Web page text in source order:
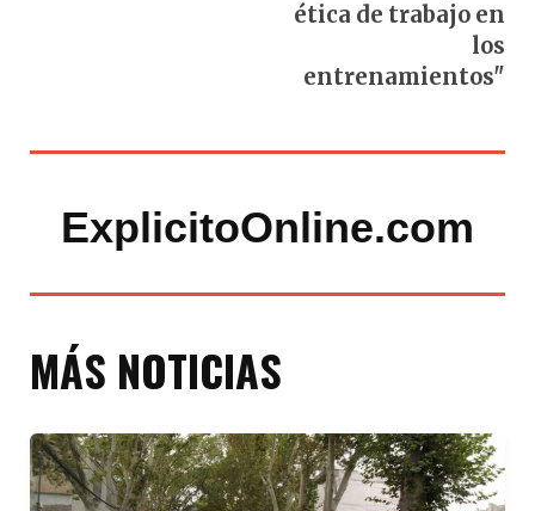
ética de trabajo en
los
entrenamientos"
ExplicitoOnline.com
MÁS NOTICIAS